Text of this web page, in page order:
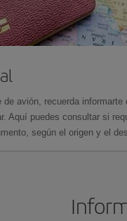
avión, recuerda informarte
Aquí puedes consultar si
según el origen y el